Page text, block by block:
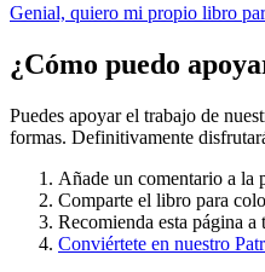
Genial, quiero mi propio libro
¿Cómo puedo
Puedes apoyar el trabajo de
formas. Definitivamente
Añade un comentario a la
Comparte el libro para
Recomienda esta página a
Conviértete en nuestro